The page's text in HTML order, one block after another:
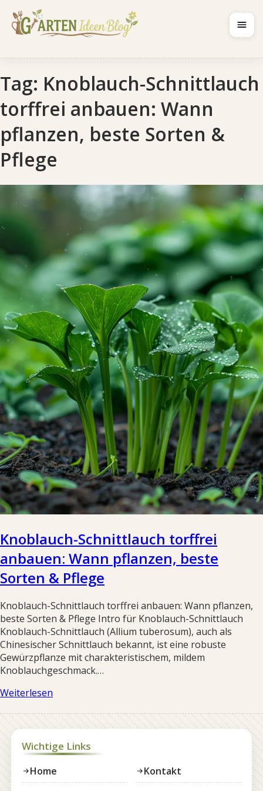
Tag: Knoblauch-Schnittlauch
torffrei anbauen: Wann
pflanzen, beste Sorten &
Pflege
Knoblauch-Schnittlauch torffrei
anbauen: Wann pflanzen, beste
Sorten & Pflege
Knoblauch-Schnittlauch torffrei anbauen: Wann pflanzen,
beste Sorten & Pflege Intro für Knoblauch-Schnittlauch
Knoblauch-Schnittlauch (Allium tuberosum), auch als
Chinesischer Schnittlauch bekannt, ist eine robuste
Gewürzpflanze mit charakteristischem, mildem
Knoblauchgeschmack.…
Weiterlesen
Wichtige Links
Home Kontakt